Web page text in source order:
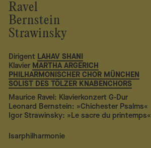
Ravel
Bernstein
Strawinsky
Dirigent LAHAV SHANI
Klavier MARTHA ARGERICH
PHILHARMONISCHER CHOR MÜNCHEN
SOLIST DES TÖLZER KNABENCHORS
Maurice Ravel: Klavierkonzert G-Dur
Leonard Bernstein: »Chichester Psalms«
Igor Strawinsky: »Le sacre du printemps«
Isarphilharmonie